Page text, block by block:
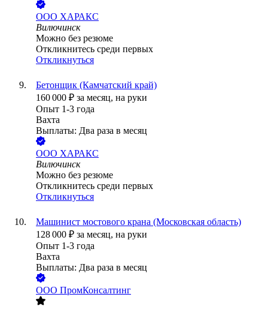
ООО ХАРАКС
Вилючинск
Можно без резюме
Откликнитесь среди первых
Откликнуться
Бетонщик (Камчатский край)
160 000 ₽ за месяц, на руки
Опыт 1-3 года
Вахта
Выплаты: Два раза в месяц
ООО ХАРАКС
Вилючинск
Можно без резюме
Откликнитесь среди первых
Откликнуться
Машинист мостового крана (Московская область)
128 000 ₽ за месяц, на руки
Опыт 1-3 года
Вахта
Выплаты: Два раза в месяц
ООО ПромКонсалтинг